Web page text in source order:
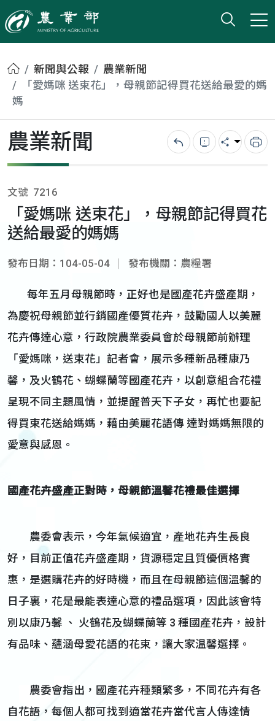
農業部
打開
小版
首頁新聞與公報
農業新聞
「愛媽咪 送束花」，母親節記得買花送給最愛的媽
媽
農業新聞 回上一頁錯誤回報
分享 列
文號 7216
「愛媽咪 送束花」，母親節記得買花
送給最愛的媽媽
發布日期：104-05-04 發布機關：農糧署
每年五月母親節時，正好也是國產花卉盛產期，
為慶祝母親節並行銷國產優質花卉，鼓勵國人以美麗
花卉傳達心意，行政院農業委員會於母親節前辦理
「愛媽咪，送束花」記者會，展示多種新品種康乃
馨，及火鶴花、蝴蝶蘭等國產花卉，以創意組合花禮
呈現不同主題風情，並提醒普天下子女，再忙也要記
得買束花送給媽媽，藉由美麗花語傳 達對媽媽無限的
愛意與感恩。
國產花卉盛產正對時，母親節溫馨花禮最佳選擇
農委會表示，今年氣候適宜，產地花卉生長良
好，目前正值花卉盛產期，貨源穩定且質優價格實
惠，是選購花卉的好時機，而且在母親節這個溫馨的
日子裏，花是最能表達心意的禮品選項，因此該會特
別以康乃馨 、 火鶴花及蝴蝶蘭等 3 種國產花卉，設計
有品味、蘊涵母愛花語的花束，讓大家温馨選擇。
農委會指出，國產花卉種類繁多，不同花卉有各
自花語，每個人都可找到適當花卉當代言人傳達情